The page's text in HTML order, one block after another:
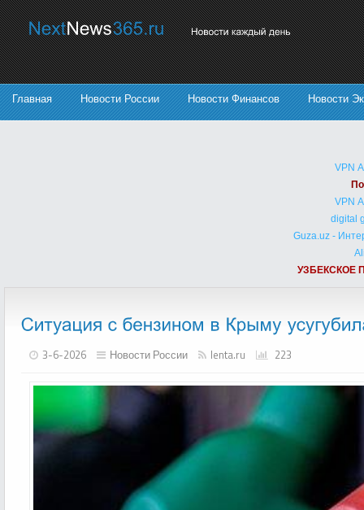
Главная Новости России Новости Финансов Новости
VPN
VPN
digital
Guza.uz -
УЗБЕКСКОЕ
3-6-2026 Новости России lenta.ru 223